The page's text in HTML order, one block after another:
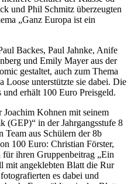
und Phil Schmitz überzeugten
„Ganz Europa ist ein
Backes, Paul Jahnke, Anife
und Emily Mayer aus der
gestaltet, auch zum Thema
Loose unterstützte sie dabei. Die
erhält 100 Euro Preisgeld.
Joachim Kohnen mit seinem
(GEP)“ in der Jahrgangsstufe 8
Team aus Schülern der 8b
100 Euro: Christian Förster,
ihren Gruppenbeitrag „Ein
mit angeklebten Blatt die Rur
es dabei und